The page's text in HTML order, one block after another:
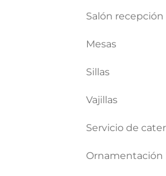
Salón recepción
Mesas
Sillas
Vajillas
Servicio de
Ornamentación